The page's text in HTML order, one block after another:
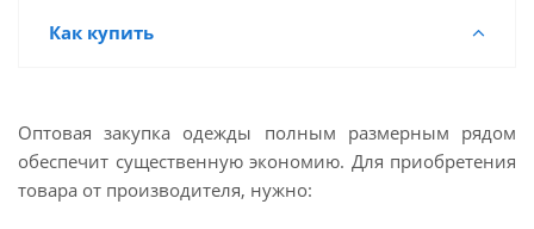
Как купить
Оптовая закупка одежды полным размерным рядом
обеспечит существенную экономию. Для приобретения
товара от производителя, нужно: